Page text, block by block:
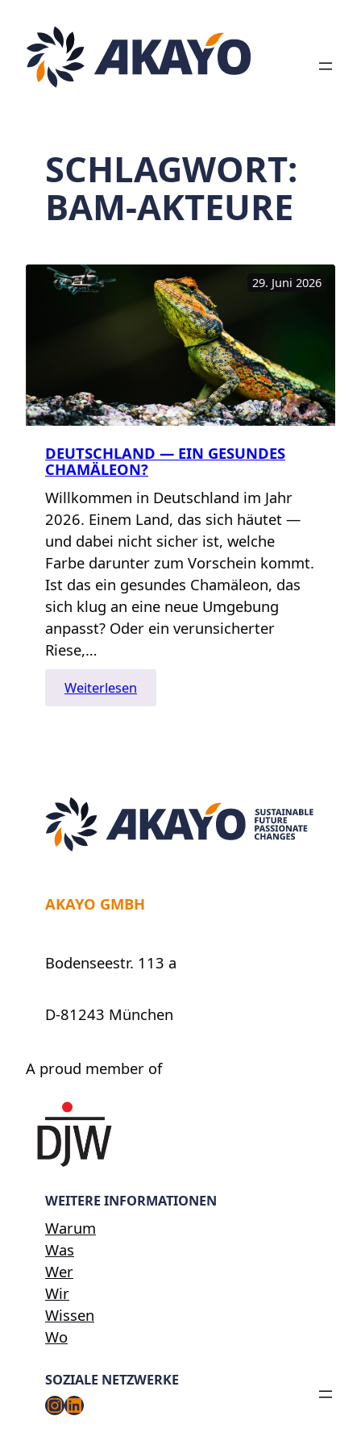
Inhalt
springen
SCHLAGWORT:
BAM-AKTEURE
29. Juni 2026
DEUTSCHLAND — EIN GESUNDES
CHAMÄLEON?
Willkommen in Deutschland im Jahr
2026. Einem Land, das sich häutet —
und dabei nicht sicher ist, welche
Farbe darunter zum Vorschein kommt.
Ist das ein gesundes Chamäleon, das
sich klug an eine neue Umgebung
anpasst? Oder ein verunsicherter
Riese,…
Weiterlesen
Deutschland
AKAYO GMBH
Bodenseestr. 113 a
D-81243 München
A proud member of
WEITERE INFORMATIONEN
Warum
Was
Wer
Wir
Wissen
Wo
SOZIALE NETZWERKE
Instagram
LinkedIn